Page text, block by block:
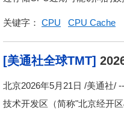
关键字： CPU CPU Cache
[美通社全球TMT]
北京2026年5月21日 /美通社/
技术开发区（简称"北京经开